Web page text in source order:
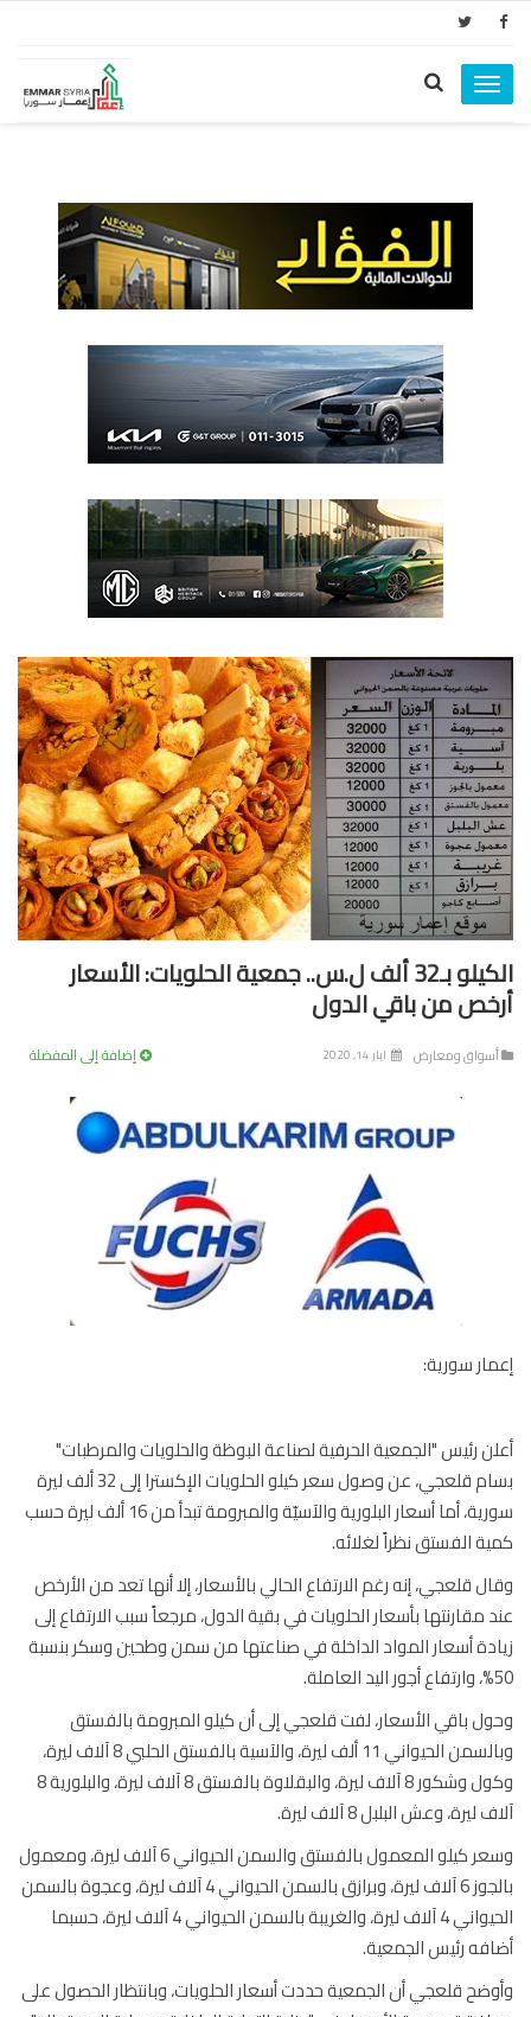
Toggle
navigation
الكيلو بـ32 ألف ل.س.. جمعية الحلويات: الأسعار
من باقي الدول
ومعارض ايار 14, 2020 إضافة إلى المفضلة
سورية:
رئيس "الجمعية الحرفية لصناعة البوظة والحلويات والمرطبات"
بسام قلعجي، عن وصول سعر كيلو الحلويات الإكسترا إلى 32 ألف ليرة
سورية، أما أسعار البلورية والآسيّة والمبرومة تبدأ من 16 ألف ليرة حسب
الفستق نظراً لغلائه.
قلعجي، إنه رغم الارتفاع الحالي بالأسعار، إلا أنها تعد من الأرخص
مقارنتها بأسعار الحلويات في بقية الدول، مرجعاً سبب الارتفاع إلى
أسعار المواد الداخلة في صناعتها من سمن وطحين وسكر بنسبة
باقي الأسعار، لفت قلعجي إلى أن كيلو المبرومة بالفستق
وبالسمن الحيواني 11 ألف ليرة، والآسية بالفستق الحلبي 8 آلاف ليرة،
وكول وشكور 8 آلاف ليرة، والبقلاوة بالفستق 8 آلاف ليرة، والبلورية 8
وعش البلبل 8 آلاف ليرة.
وسعر كيلو المعمول بالفستق والسمن الحيواني 6 آلاف ليرة، ومعمول
بالجوز 6 آلاف ليرة، وبرازق بالسمن الحيواني 4 آلاف ليرة، وعجوة بالسمن
الحيواني 4 آلاف ليرة، والغريبة بالسمن الحيواني 4 آلاف ليرة، حسبما
رئيس الجمعية.
قلعجي أن الجمعية حددت أسعار الحلويات، وبانتظار الحصول على